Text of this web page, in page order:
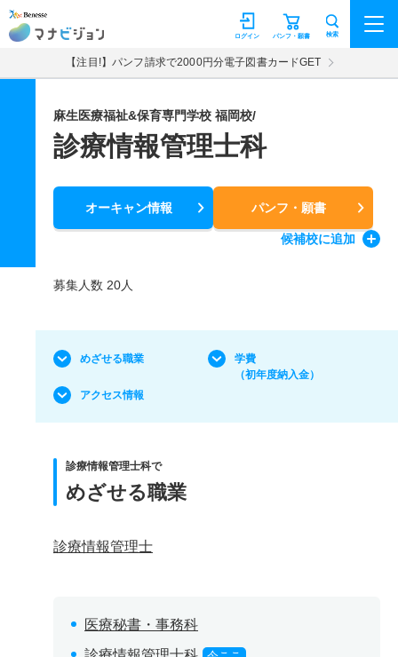
マナビジョン パンフ・願書
ログイン 検索
【注目!】パンフ請求で2000円分電子図書カードGET
麻生医療福祉&保育専門学校 福岡校/
診療情報管理士科
オーキャン情報 パンフ・願書
候補校に追加
募集人数 20人
めざせる職業
学費
（初年度納入金）
アクセス情報
診療情報管理士科で
めざせる職業
診療情報管理士
医療秘書・事務科